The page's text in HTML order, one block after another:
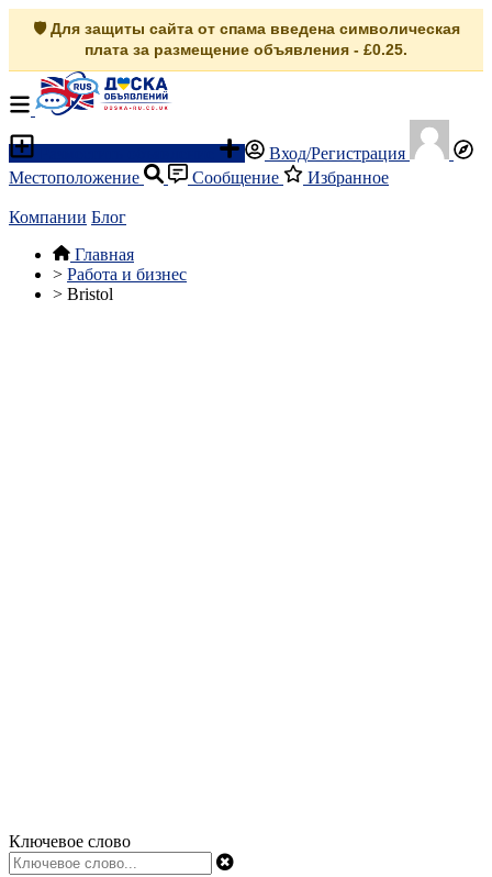
🛡️ Для защиты сайта от спама введена символическая
плата за размещение объявления - £0.25.
Вход/Регистрация
Местоположение
Сообщение Избранное
Компании Блог
Главная
> Работа и бизнес
> Bristol
Ключевое слово